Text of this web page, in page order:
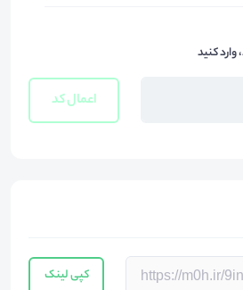
کپی لینک
کنید
اعمال کد